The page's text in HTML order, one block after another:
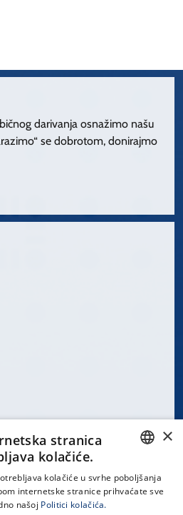
darivanja osnažimo našu
se dobrotom, donirajmo
CROATIAN
×
stranica
kolačiće.
kolačiće u svrhe poboljšanja
internetske stranice prihvaćate sve
našoj Politici kolačića.